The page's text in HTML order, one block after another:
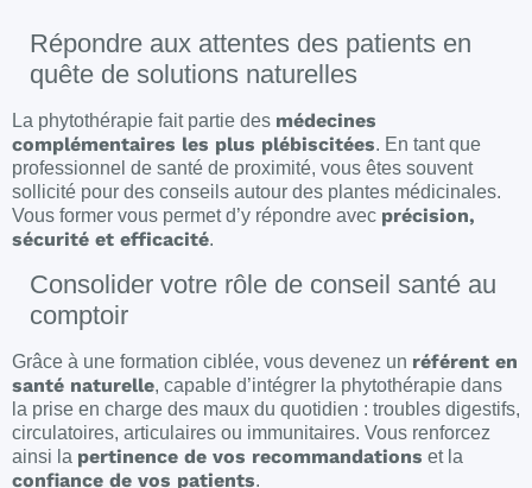
Répondre aux attentes des patients en
quête de solutions naturelles
La phytothérapie fait partie des médecines
complémentaires les plus plébiscitées. En tant que
professionnel de santé de proximité, vous êtes souvent
sollicité pour des conseils autour des plantes médicinales.
Vous former vous permet d’y répondre avec précision,
sécurité et efficacité.
Consolider votre rôle de conseil santé au
comptoir
Grâce à une formation ciblée, vous devenez un référent en
santé naturelle, capable d’intégrer la phytothérapie dans
la prise en charge des maux du quotidien : troubles digestifs,
circulatoires, articulaires ou immunitaires. Vous renforcez
ainsi la pertinence de vos recommandations et la
confiance de vos patients.